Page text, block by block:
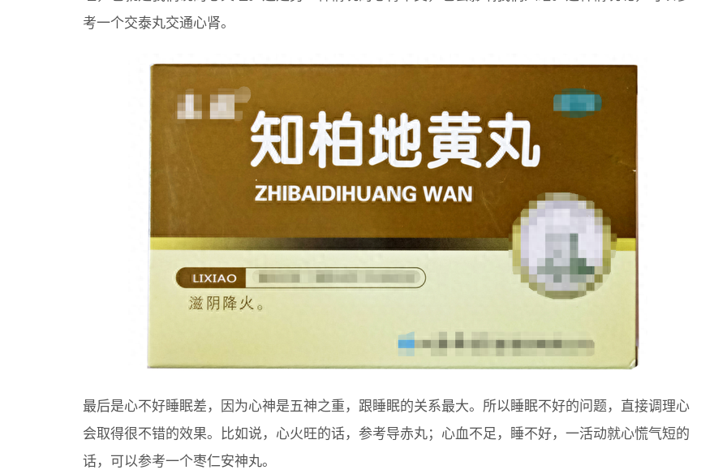
考一个交泰丸交通心肾。
最后是心不好睡眠差，因为心神是五神之重，跟睡眠的关系最大。所以睡眠不好的问题，直接调理心
会取得很不错的效果。比如说，心火旺的话，参考导赤丸；心血不足，睡不好，一活动就心慌气短的
话，可以参考一个枣仁安神丸。